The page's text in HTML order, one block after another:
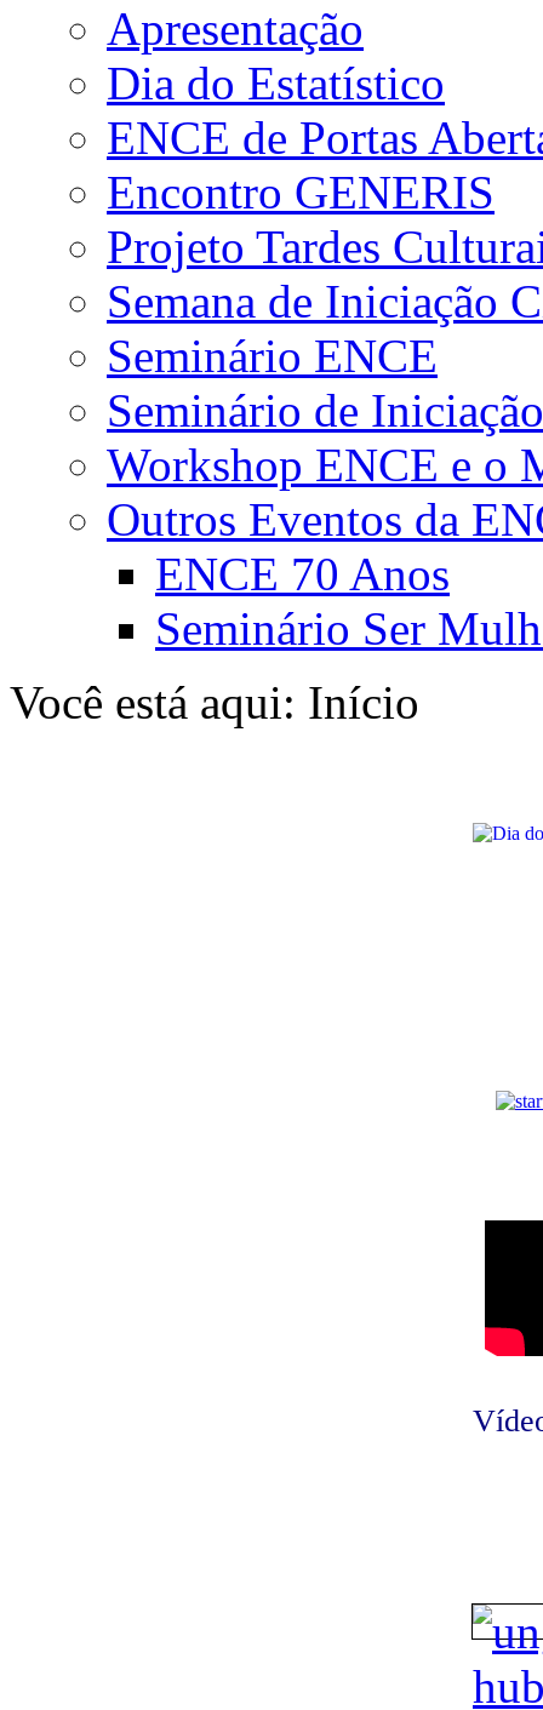
Apresentação
Dia do Estatístico
ENCE de Portas
Encontro GENERIS
Projeto Tardes
Semana de Iniciação
Seminário ENCE
Seminário de
Workshop ENCE e o
Outros Eventos da
ENCE 70 Anos
Seminário Ser
Você está aqui: Início